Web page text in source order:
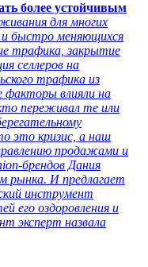
более устойчивым
для многих
и быстро меняющихся
трафика, закрытие
селлеров на
трафика из
факторы влияли на
переживал те или
это кризис, а наш
продажами и
брендов Дания
рынка. И предлагает
инструмент
его оздоровления и
эксперт назвала